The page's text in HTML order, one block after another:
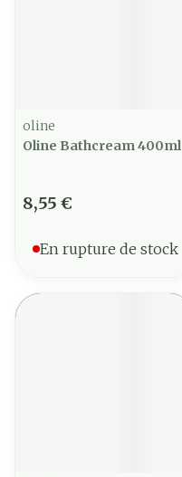
oline
Oline Bathcream 400ml
8,55 €
En rupture de stock